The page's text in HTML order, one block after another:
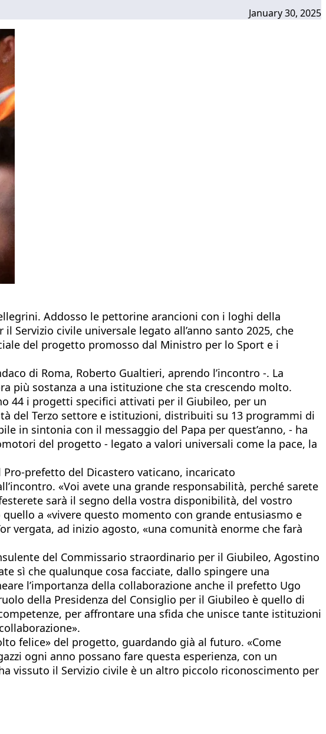
January 30, 2025
Addosso le pettorine arancioni con i loghi della
Servizio civile universale legato all’anno santo 2025, che
del progetto promosso dal Ministro per lo Sport e i
di Roma, Roberto Gualtieri, aprendo l’incontro -. La
più sostanza a una istituzione che sta crescendo molto.
44 i progetti specifici attivati per il Giubileo, per un
del Terzo settore e istituzioni, distribuiti su 13 programmi di
in sintonia con il messaggio del Papa per quest’anno, - ha
del progetto - legato a valori universali come la pace, la
prefetto del Dicastero vaticano, incaricato
«Voi avete una grande responsabilità, perché sarete
sarà il segno della vostra disponibilità, del vostro
a «vivere questo momento con grande entusiasmo e
vergata, ad inizio agosto, «una comunità enorme che farà
del Commissario straordinario per il Giubileo, Agostino
sì che qualunque cosa facciate, dallo spingere una
l’importanza della collaborazione anche il prefetto Ugo
della Presidenza del Consiglio per il Giubileo è quello di
per affrontare una sfida che unisce tante istituzioni
felice» del progetto, guardando già al futuro. «Come
ogni anno possano fare questa esperienza, con un
vissuto il Servizio civile è un altro piccolo riconoscimento per